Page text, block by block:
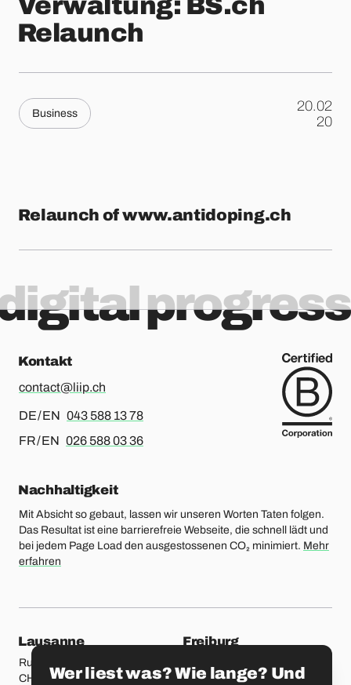
Verwaltung: BS.ch
Relaunch
Business
20.02
.
20
Relaunch of www.antidoping.ch
progress
Kontakt
contact@liip.ch
DE / EN Für Deutsch oder Englisch, bitte anrufen
043 588 13 78
FR / EN Für Französisch oder Englisch, bitte anrufen
026 588 03 36
Nachhaltigkeit
Mit Absicht so gebaut, lassen wir unseren Worten Taten folgen.
Das Resultat ist eine barrierefreie Webseite, die schnell lädt und
bei jedem Page Load den ausgestossenen CO₂ minimiert. Mehr
erfahren
unsere Standorte
Lausanne
Rue Etraz 4
CH-1003 Lausanne
Freiburg
CH-1700 Freiburg
Wer liest was? Wie lange? Und